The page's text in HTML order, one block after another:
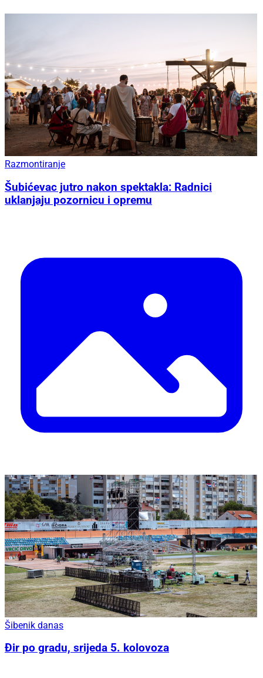
Razmontiranje
Šubićevac jutro nakon spektakla: Radnici
uklanjaju pozornicu i opremu
Šibenik danas
Đir po gradu, srijeda 5. kolovoza